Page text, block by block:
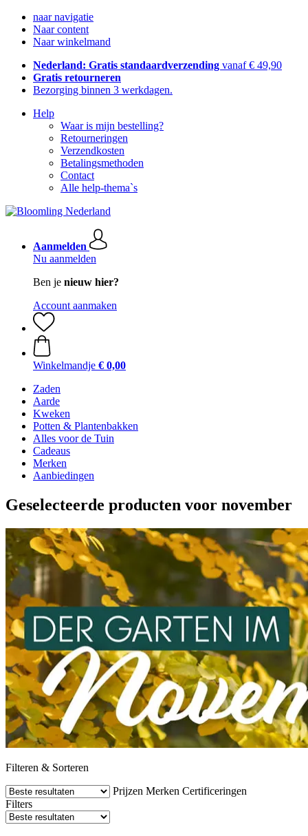
naar navigatie
Naar content
Naar winkelmand
Nederland: Gratis standaardverzending vanaf € 49,90
Gratis retourneren
Bezorging binnen 3 werkdagen.
Help
Waar is mijn bestelling?
Retourneringen
Verzendkosten
Betalingsmethoden
Contact
Alle help-thema`s
Aanmelden
Nu aanmelden
Ben je nieuw hier?
Account aanmaken
Winkelmandje € 0,00
Zaden
Aarde
Kweken
Potten & Plantenbakken
Alles voor de Tuin
Cadeaus
Merken
Aanbiedingen
Geselecteerde producten voor november
Filteren & Sorteren
Prijzen Merken Certificeringen
Filters